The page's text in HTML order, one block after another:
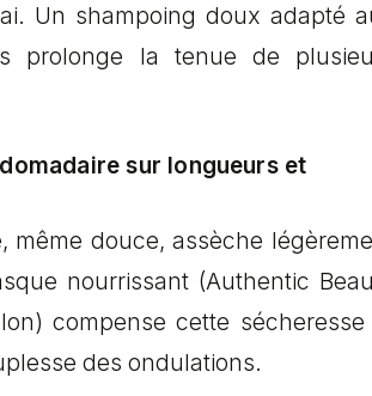
Un shampoing doux adapté
prolonge la tenue de
sur longueurs et
même douce, assèche
nourrissant (Authentic
compense cette sécheresse
des ondulations.